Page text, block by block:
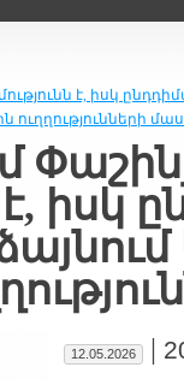
է, իսկ
է, իսկ
12.05.2026 |